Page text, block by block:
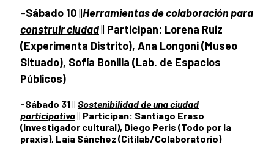
–Sábado 10||Herramientas de colaboración para
construir ciudad|| Participan: Lorena Ruiz
(Experimenta Distrito), Ana Longoni (Museo
Situado), Sofía Bonilla (Lab. de Espacios
Públicos)
-Sábado 31|| Sostenibilidad de una ciudad
participativa|| Participan: Santiago Eraso
(Investigador cultural), Diego Peris (Todo por la
praxis), Laia Sánchez (Citilab/Colaboratorio)